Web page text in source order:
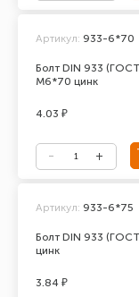
Болт DIN 933
М6*70 цинк
Артикул: 933-6*70
4.03 ₽
Болт DIN 933
цинк
Артикул: 933-6*75
3.84 ₽